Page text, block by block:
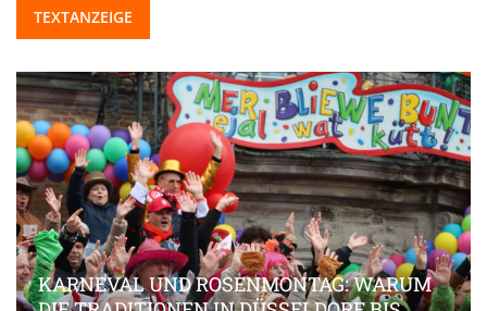
TEXTANZEIGE
KARNEVAL UND ROSENMONTAG: WARUM